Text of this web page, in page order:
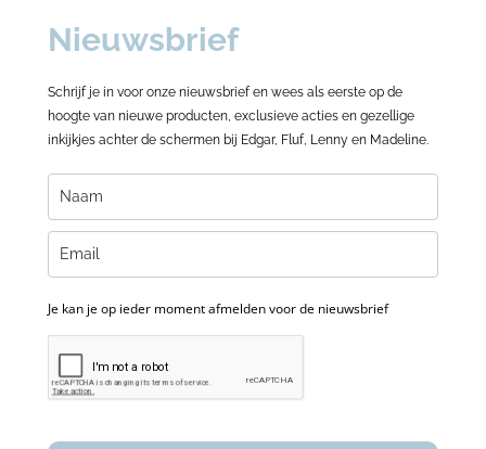
Nieuwsbrief
Schrijf je in voor onze nieuwsbrief en wees als eerste op de
hoogte van nieuwe producten, exclusieve acties en gezellige
inkijkjes achter de schermen bij Edgar, Fluf, Lenny en Madeline.
Je kan je op ieder moment afmelden voor de nieuwsbrief